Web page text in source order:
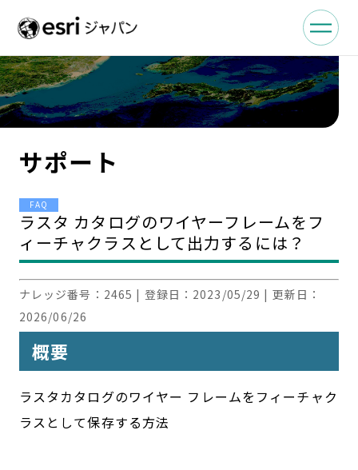
サポート
FAQ
ラスタ カタログのワイヤーフレームをフ
ィーチャクラスとして出力するには？
ナレッジ番号： 2465 | 登録日： 2023/05/29 | 更新日：
2026/06/26
概要
ラスタカタログのワイヤー フレームをフィーチャク
ラスとして保存する方法